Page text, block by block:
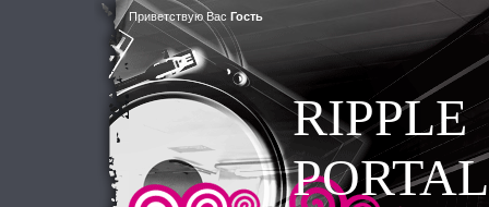
Приветствую Вас Гость
RIPPLE
PORTAL